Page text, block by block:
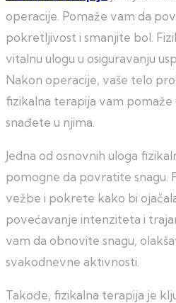
operacije. Pomaže vam da
pokretljivost i smanjite bol.
vitalnu ulogu u osiguravanju
Nakon operacije, vaše telo
fizikalna terapija vam pomaže
snađete u njima.
Jedna od osnovnih uloga
pomogne da povratite snagu.
vežbe i pokrete kako bi
povećavanje intenziteta i
vam da obnovite snagu,
svakodnevne aktivnosti.
Takođe, fizikalna terapija je